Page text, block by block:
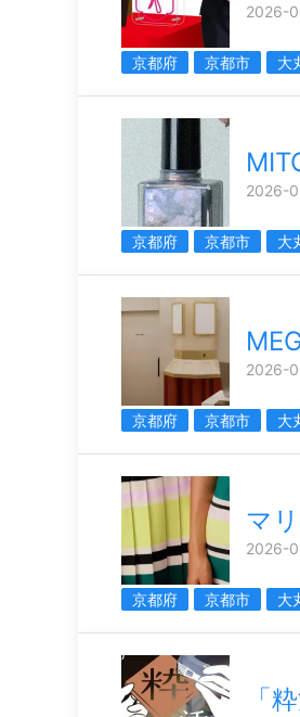
2026-
京都府 京都市 大
2026-
京都府 京都市 大
2026-
京都府 京都市 大
マ
2026-
京都府 京都市 大
「